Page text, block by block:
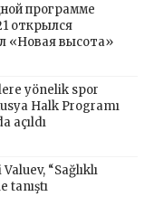
программе
открылся
«Новая высота»
yönelik spor
Halk Programı
açıldı
“Sağlıklı
tanıştı